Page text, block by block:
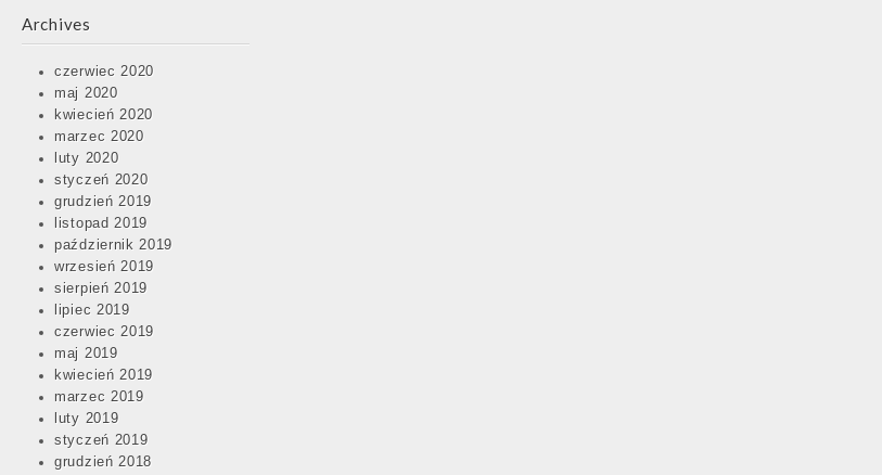
Archives
czerwiec 2020
maj 2020
kwiecień 2020
marzec 2020
luty 2020
styczeń 2020
grudzień 2019
listopad 2019
październik 2019
wrzesień 2019
sierpień 2019
lipiec 2019
czerwiec 2019
maj 2019
kwiecień 2019
marzec 2019
luty 2019
styczeń 2019
grudzień 2018